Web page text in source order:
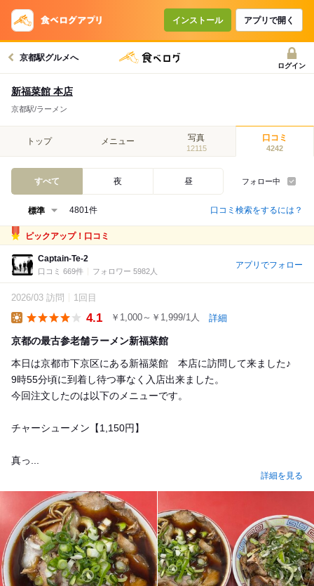
インストール アプリで開く
京都駅グルメへ
ログイン
新福菜館 本店
京都駅/ラーメン
トップ メニュー 写真
12115
口コミ
4242
すべて 夜 昼 フォロー中
4801件 口コミ検索をするには？
ピックアップ！口コミ
Captain-Te-2
口コミ 669件 フォロワー 5982人
アプリでフォロー
2026/03 訪問 1回目
4.1 ￥1,000～￥1,999/1人 詳細
京都の最古参老舗ラーメン新福菜館
本日は京都市下京区にある新福菜館 本店に訪問して来ました♪
9時55分頃に到着し待つ事なく入店出来ました。
今回注文したのは以下のメニューです。
チャーシューメン【1,150円】
真っ...
詳細を見る